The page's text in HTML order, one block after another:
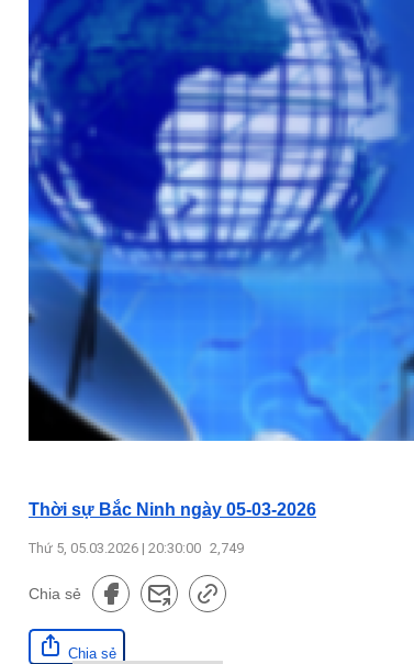
Thời sự Bắc Ninh ngày 05-03-2026
Thứ 5, 05.03.2026 | 20:30:00 2,749
Chia sẻ
Chia sẻ